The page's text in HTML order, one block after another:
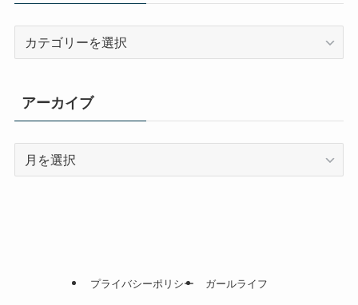
リ
ー
アーカイブ
プライバシーポリシー ガールライフ